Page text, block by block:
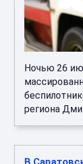
Ночью 26
региона